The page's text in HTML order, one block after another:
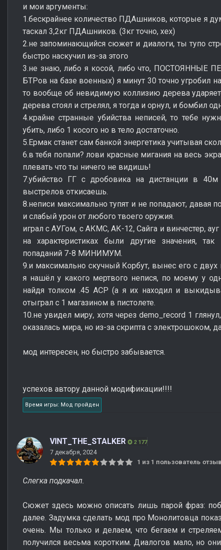
и мои аргументы:
1.бескрайнее количество ПДАшников, которые я
таскал 3,2кг ПДАшников. (3кг точно, хех)
2.не запоминающийся сюжет и диалоги, ты тупо
быстро наскучил из-за этого
3.не знаю, либо я косой, либо что, ПОСТОЯННЫЕ
БТРов на базе военных) я минут 30 точно угробил
то вообще об невидимую коллизию дерева
дерева стоял и стрелял, я тогда и орнул, и бомбил
4.крайне странные убийства неписей, то тебе
убить, либо 1 косого но в тело достаточно.
5.Ермак станет сам банкой энергетика учитывая
6.в тебя попали? лови красные мигания на весь
плевать что ты ничего не видишь!
7.убийство ГГ с дробовика на дистанции в
выстрелов откисаешь.
8.неписи максимально тупят и не попадают, давая
и слабый урон от любого твоего оружия.
играл с АУГом, с АКМС, АК-12, Сайга и винчестер,
на характеристиках были другие значения,
попаданий 7-8 МИНИМУМ.
9.и максимально скучный Корбут, вынес его с двух
я нашёл у какого мертвого непися, по моему у
найдя толком .45 ACP (а я их находил и
отыграл с 1 магазином в пистолете.
10.не увидел миру, хотя через demo_record 1
оказалась мира, но из-за скрипта с электрошоком,
мод интересен, но быстро забывается.
успехов автору данной модификации!!!!
Время игры: Мод пройден
VINT_THE_STALKER 2 177
7 декабря, 2024
1 из 1 пользователь
Слегка подкачал.
Сюжет здесь можно описать лишь парой фраз:
далее. Задумка сделать мод про Монолитовца
очень. Мы только и делаем, что бегаем и
получился весьма коротким. Диалогов мало, но